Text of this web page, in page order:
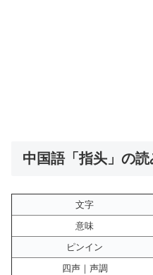
中国語「指头」の
文字
意味
ピンイン
四声｜声調